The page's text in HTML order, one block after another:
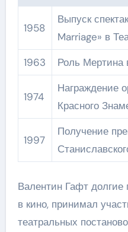
1958
Выпуск
Marriage» в
1963
Роль Мертина
1974
Награждение
Красного
1997
Получение
Валентин Гафт долгие
в кино, принимал
театральных